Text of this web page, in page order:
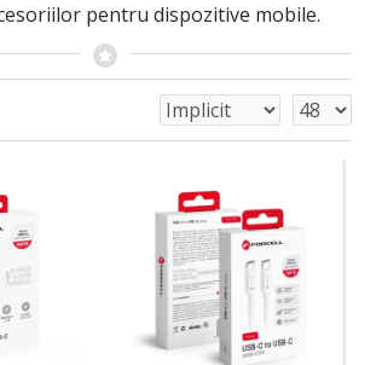
pentru dispozitive mobile.